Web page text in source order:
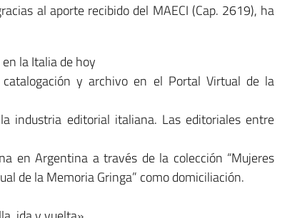
al aporte recibido del MAECI (Cap. 2619), ha
la Italia de hoy
y archivo en el Portal Virtual de la
industria editorial italiana. Las editoriales entre
en Argentina a través de la colección “Mujeres
de la Memoria Gringa” como domiciliación.